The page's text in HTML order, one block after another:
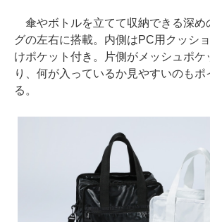
傘やボトルを立てて収納できる深め
グの左右に搭載。内側はPC用クッシ
けポケット付き。片側がメッシュポケ
り、何が入っているか見やすいのもポ
る。